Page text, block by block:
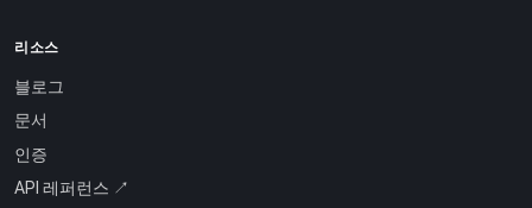
리소스
블로그
문서
인증
API 레퍼런스 ↗